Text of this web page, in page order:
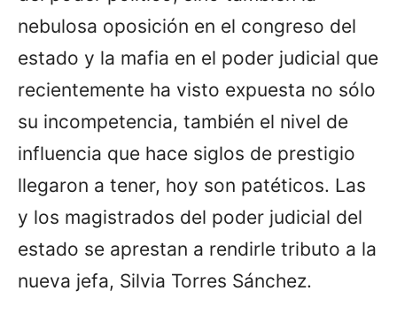
nebulosa oposición en el congreso del
estado y la mafia en el poder judicial que
recientemente ha visto expuesta no sólo
su incompetencia, también el nivel de
influencia que hace siglos de prestigio
llegaron a tener, hoy son patéticos. Las
y los magistrados del poder judicial del
estado se aprestan a rendirle tributo a la
nueva jefa, Silvia Torres Sánchez.